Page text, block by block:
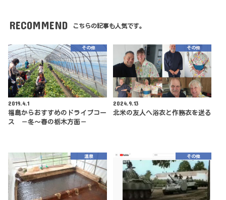
RECOMMEND こちらの記事も人気です。
その他
2019.4.1
福島からおすすめのドライブコー
ス －冬～春の栃木方面－
その他
2024.9.13
北米の友人へ浴衣と作務衣を送る
温泉 その他